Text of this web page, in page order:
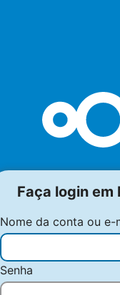
Faça login em
Nome da conta ou e-
Senha